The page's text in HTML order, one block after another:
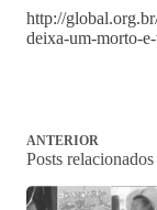
http://
deixa-um-morto-
ANTERIOR
Posts relacionados